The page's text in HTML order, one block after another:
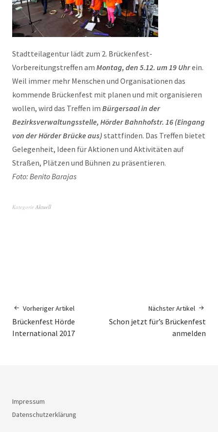
Stadtteilagentur lädt zum 2. Brückenfest-
Vorbereitungstreffen am Montag, den 5.12. um 19 Uhrein.
Weil immer mehr Menschen und Organisationen das
kommende Brückenfest mit planen und mit organisieren
wollen, wird das Treffen im Bürgersaal in der
Bezirksverwaltungsstelle, Hörder Bahnhofstr. 16 (Eingang
von der Hörder Brücke aus) stattfinden. Das Treffen bietet
Gelegenheit, Ideen für Aktionen und Aktivitäten auf
Straßen, Plätzen und Bühnen zu präsentieren.
Foto: Benito Barajas
Kategorie Aktuell
Vorheriger Artikel
Brückenfest Hörde
International 2017
Nächster Artikel
Schon jetzt für’s Brückenfest
anmelden
Impressum
Datenschutzerklärung